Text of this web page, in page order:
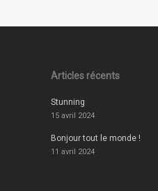
Articles récents
Stunning
15 avril 2024
Bonjour tout le monde !
11 avril 2024